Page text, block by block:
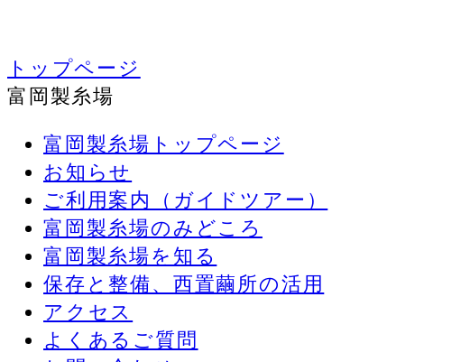
トップページ
富岡製糸場
富岡製糸場トップページ
お知らせ
ご利用案内（ガイドツアー）
富岡製糸場のみどころ
富岡製糸場を知る
保存と整備、西置繭所の活用
アクセス
よくあるご質問